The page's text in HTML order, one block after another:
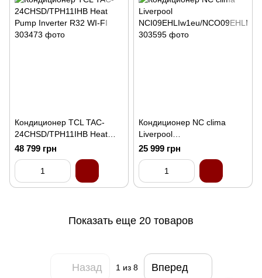
Кондиционер TCL TAC-
24CHSD/TPH11IHB Heat
Pump Inverter R32 WI-FI
48 799 грн
Кондиционер NC clima
Liverpool
NCI09EHLIw1eu/NCO09EHL
Iw1eu
25 999 грн
Показать еще 20 товаров
Назад 1 из 8 Вперед